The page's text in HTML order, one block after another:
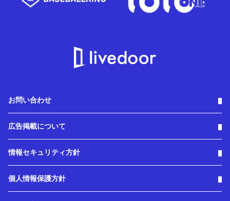
お問い合わせ
広告掲載について
情報セキュリティ方針
個人情報保護方針